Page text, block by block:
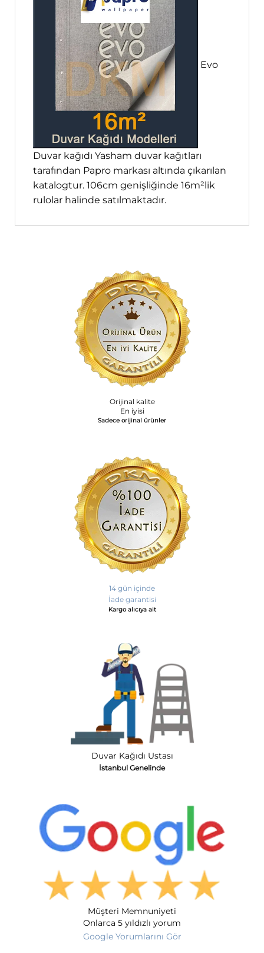
Evo
Duvar kağıdı Yasham duvar kağıtları
tarafından Papro markası altında çıkarılan
katalogtur. 106cm genişliğinde 16m²lik
rulolar halinde satılmaktadır.
Orijinal kalite
En iyisi
Sadece orijinal ürünler
14 gün içinde
İade garantisi
Kargo alıcıya ait
Duvar Kağıdı Ustası
İstanbul Genelinde
Müşteri Memnuniyeti
Onlarca 5 yıldızlı yorum
Google Yorumlarını Gör